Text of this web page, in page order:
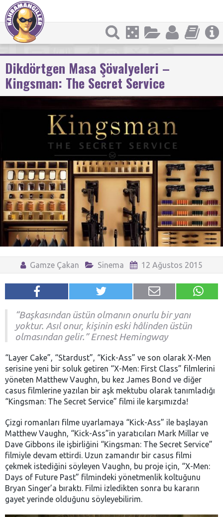
Dikdörtgen Masa Şövalyeleri –
Kingsman: The Secret Service
Gamze Çakan Sinema 12 Ağustos 2015
“Başkasından üstün olmanın onurlu bir yanı
yoktur. Asıl onur, kişinin eski hâlinden üstün
olmasından gelir.” Ernest Hemingway
“Layer Cake”, “Stardust”, “Kick-Ass” ve son olarak X-Men
serisine yeni bir soluk getiren “X-Men: First Class” filmlerini
yöneten Matthew Vaughn, bu kez James Bond ve diğer
casus filmlerine yazılan bir aşk mektubu olarak tanımladığı
“Kingsman: The Secret Service” filmi ile karşımızda!
Çizgi romanları filme uyarlamaya “Kick-Ass” ile başlayan
Matthew Vaughn, “Kick-Ass”in yaratıcıları Mark Millar ve
Dave Gibbons ile işbirliğini “Kingsman: The Secret Service”
filmiyle devam ettirdi. Uzun zamandır bir casus filmi
çekmek istediğini söyleyen Vaughn, bu proje için, “X-Men:
Days of Future Past” filmindeki yönetmenlik koltuğunu
Bryan Singer’a bıraktı. Filmi izledikten sonra bu kararın
gayet yerinde olduğunu söyleyebilirim.